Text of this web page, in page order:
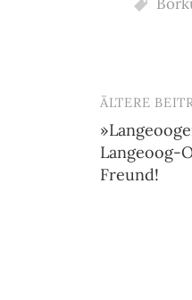
ÄLTERE
Langeoog-
Freund!